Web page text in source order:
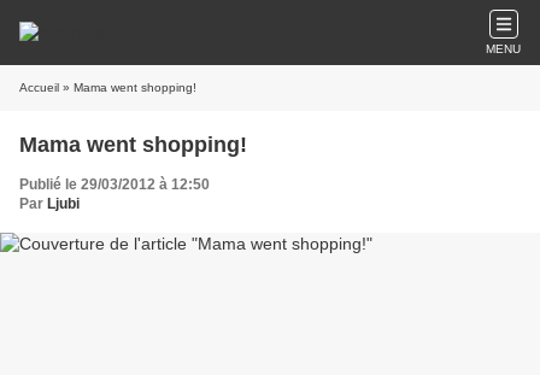
MENU
Accueil » Mama went shopping!
Mama went shopping!
Publié le 29/03/2012 à 12:50
Par Ljubi